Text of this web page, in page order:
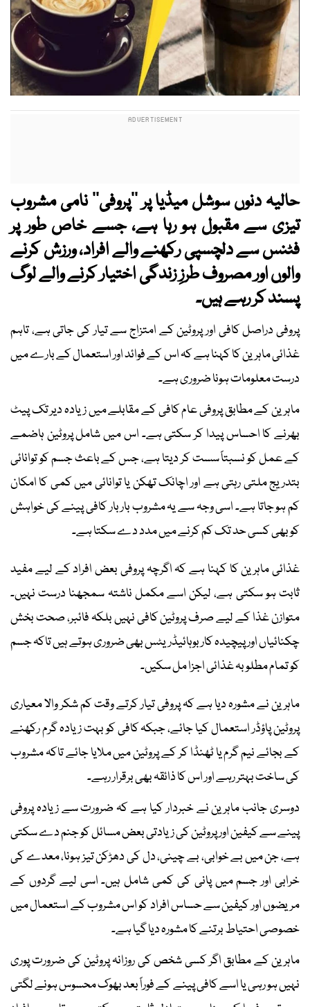
حالیہ دنوں سوشل میڈیا پر ’’پروفی‘‘ نامی مشروب
تیزی سے مقبول ہو رہا ہے، جسے خاص طور پر
فٹنس سے دلچسپی رکھنے والے افراد، ورزش کرنے
والوں اور مصروف طرزِ زندگی اختیار کرنے والے لوگ
پسند کر رہے ہیں۔
پروفی دراصل کافی اور پروٹین کے امتزاج سے تیار کی جاتی ہے، تاہم
غذائی ماہرین کا کہنا ہے کہ اس کے فوائد اور استعمال کے بارے میں
درست معلومات ہونا ضروری ہے۔
ماہرین کے مطابق پروفی عام کافی کے مقابلے میں زیادہ دیر تک پیٹ
بھرنے کا احساس پیدا کر سکتی ہے۔ اس میں شامل پروٹین ہاضمے
کے عمل کو نسبتاً سست کر دیتا ہے، جس کے باعث جسم کو توانائی
بتدریج ملتی رہتی ہے اور اچانک تھکن یا توانائی میں کمی کا امکان
کم ہو جاتا ہے۔ اسی وجہ سے یہ مشروب بار بار کافی پینے کی خواہش
کو بھی کسی حد تک کم کرنے میں مدد دے سکتا ہے۔
غذائی ماہرین کا کہنا ہے کہ اگرچہ پروفی بعض افراد کے لیے مفید
ثابت ہو سکتی ہے، لیکن اسے مکمل ناشتہ سمجھنا درست نہیں۔
متوازن غذا کے لیے صرف پروٹین کافی نہیں بلکہ فائبر، صحت بخش
چکنائیاں اور پیچیدہ کاربوہائیڈریٹس بھی ضروری ہوتے ہیں تاکہ جسم
کو تمام مطلوبہ غذائی اجزا مل سکیں۔
ماہرین نے مشورہ دیا ہے کہ پروفی تیار کرتے وقت کم شکر والا معیاری
پروٹین پاؤڈر استعمال کیا جائے، جبکہ کافی کو بہت زیادہ گرم رکھنے
کے بجائے نیم گرم یا ٹھنڈا کر کے پروٹین میں ملایا جائے تاکہ مشروب
کی ساخت بہتر رہے اور اس کا ذائقہ بھی برقرار رہے۔
دوسری جانب ماہرین نے خبردار کیا ہے کہ ضرورت سے زیادہ پروفی
پینے سے کیفین اور پروٹین کی زیادتی بعض مسائل کو جنم دے سکتی
ہے، جن میں بے خوابی، بے چینی، دل کی دھڑکن تیز ہونا، معدے کی
خرابی اور جسم میں پانی کی کمی شامل ہیں۔ اسی لیے گردوں کے
مریضوں اور کیفین سے حساس افراد کو اس مشروب کے استعمال میں
خصوصی احتیاط برتنے کا مشورہ دیا گیا ہے۔
ماہرین کے مطابق اگر کسی شخص کی روزانہ پروٹین کی ضرورت پوری
نہیں ہو رہی یا اسے کافی پینے کے فوراً بعد بھوک محسوس ہونے لگتی